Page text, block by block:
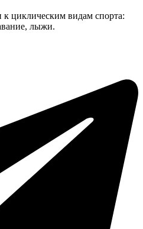
циклическим видам спорта:
лыжи.